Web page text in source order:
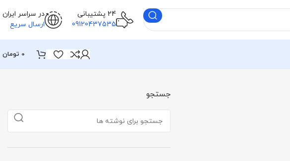
24 پشتیبانی
09120437535
در سراسر ایران
ارسال سریع
0 تومان
جستجو